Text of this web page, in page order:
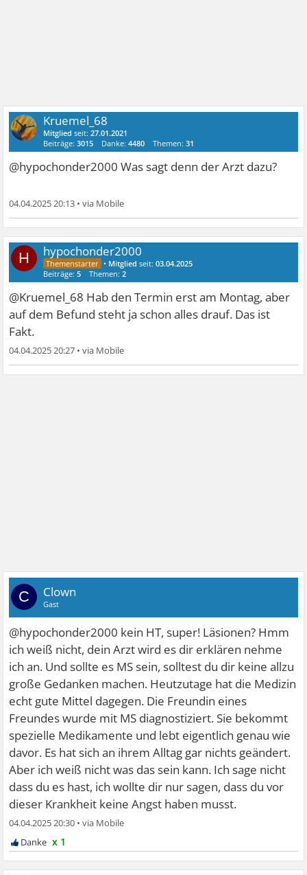
Kruemel_68
Mitglied seit:27.01.2021
Beiträge:3015 Danke:4480 Themen:31
@hypochonder2000 Was sagt denn der Arzt dazu?
04.04.2025 20:13 •
H hypochonder2000
• Mitglied seit:03.04.2025
Beiträge:5 Themen:2
@Kruemel_68 Hab den Termin erst am Montag, aber
auf dem Befund steht ja schon alles drauf. Das ist
Fakt.
04.04.2025 20:27 •
C Clown
Gast
@hypochonder2000 kein HT, super! Läsionen? Hmm
ich weiß nicht, dein Arzt wird es dir erklären nehme
ich an. Und sollte es MS sein, solltest du dir keine allzu
große Gedanken machen. Heutzutage hat die Medizin
echt gute Mittel dagegen. Die Freundin eines
Freundes wurde mit MS diagnostiziert. Sie bekommt
spezielle Medikamente und lebt eigentlich genau wie
davor. Es hat sich an ihrem Alltag gar nichts geändert.
Aber ich weiß nicht was das sein kann. Ich sage nicht
dass du es hast, ich wollte dir nur sagen, dass du vor
dieser Krankheit keine Angst haben musst.
04.04.2025 20:30 •
x 1